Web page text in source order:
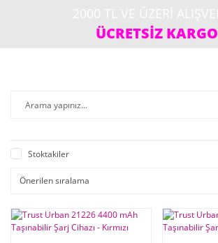
ÜCRETSİZ KARGO
Stoktakiler